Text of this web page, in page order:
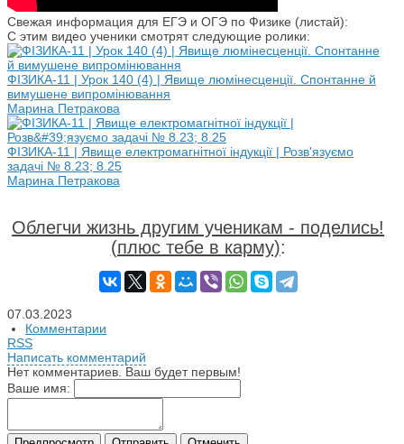
Свежая информация для ЕГЭ и ОГЭ по Физике (листай):
С этим видео ученики смотрят следующие ролики:
ФІЗИКА-11 | Урок 140 (4) | Явище люмінесценції. Спонтанне й
вимушене випромінювання
Марина Петракова
ФІЗИКА-11 | Явище електромагнітної індукції | Розв'язуємо
задачі № 8.23; 8.25
Марина Петракова
Облегчи жизнь другим ученикам - поделись!
(плюс тебе в карму):
07.03.2023
Комментарии
RSS
Написать комментарий
Нет комментариев. Ваш будет первым!
Ваше имя: